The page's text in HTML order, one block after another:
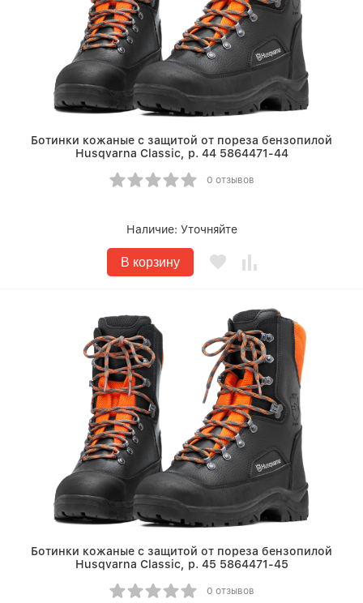
Ботинки кожаные с защитой от пореза бензопилой
Husqvarna Classic, р. 44 5864471-44
0 отзывов
Наличие: Уточняйте
В корзину
Ботинки кожаные с защитой от пореза бензопилой
Husqvarna Classic, р. 45 5864471-45
0 отзывов